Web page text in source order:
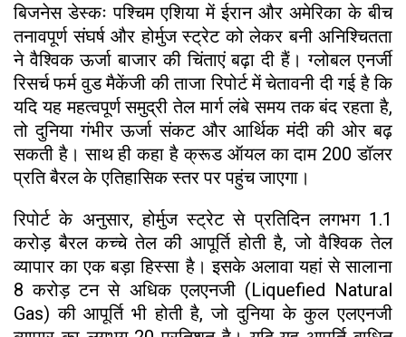
बिजनेस डेस्कः पश्चिम एशिया में ईरान और अमेरिका के बीच
तनावपूर्ण संघर्ष और होर्मुज स्ट्रेट को लेकर बनी अनिश्चितता
ने वैश्विक ऊर्जा बाजार की चिंताएं बढ़ा दी हैं। ग्लोबल एनर्जी
रिसर्च फर्म वुड मैकेंजी की ताजा रिपोर्ट में चेतावनी दी गई है कि
यदि यह महत्वपूर्ण समुद्री तेल मार्ग लंबे समय तक बंद रहता है,
तो दुनिया गंभीर ऊर्जा संकट और आर्थिक मंदी की ओर बढ़
सकती है। साथ ही कहा है क्रूड ऑयल का दाम 200 डॉलर
प्रति बैरल के एतिहासिक स्तर पर पहुंच जाएगा।
रिपोर्ट के अनुसार, होर्मुज स्ट्रेट से प्रतिदिन लगभग 1.1
करोड़ बैरल कच्चे तेल की आपूर्ति होती है, जो वैश्विक तेल
व्यापार का एक बड़ा हिस्सा है। इसके अलावा यहां से सालाना
8 करोड़ टन से अधिक एलएनजी (Liquefied Natural
Gas) की आपूर्ति भी होती है, जो दुनिया के कुल एलएनजी